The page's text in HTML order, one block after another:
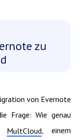
zu
von Evernote
Frage: Wie genau
MultCloud , einem